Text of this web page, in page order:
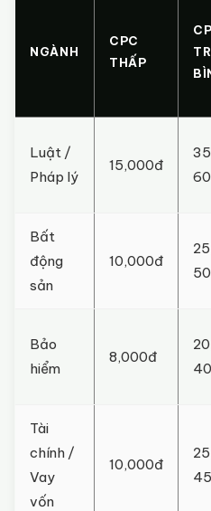
NGÀNH
CPC
THẤP
Luật /
Pháp lý
15,000đ
Bất
động
sản
10,000đ
Bảo
hiểm
8,000đ
Tài
chính /
Vay
vốn
10,000đ